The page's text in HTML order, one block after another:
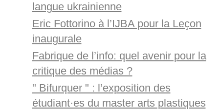
langue ukrainienne
Eric Fottorino à l’IJBA pour la Leçon
inaugurale
Fabrique de l’info: quel avenir pour la
critique des médias ?
" Bifurquer " : l’exposition des
étudiant·es du master arts plastiques